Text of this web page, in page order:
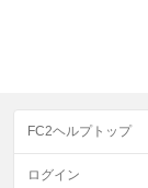
FC2ヘルプトップ
ログイン